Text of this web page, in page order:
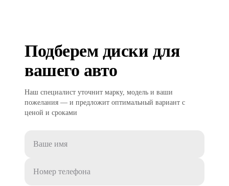
Подберем диски для
вашего авто
Наш специалист уточнит марку, модель и ваши
пожелания — и предложит оптимальный вариант с
ценой и сроками